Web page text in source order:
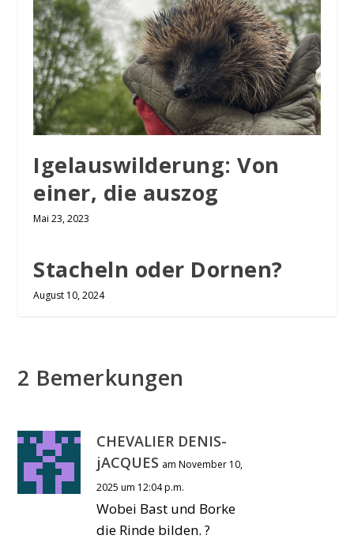
Igelauswilderung: Von
einer, die auszog
Mai 23, 2023
Stacheln oder Dornen?
August 10, 2024
2 Bemerkungen
CHEVALIER DENIS-
jACQUES am November 10,
2025 um 12:04 p.m.
Wobei Bast und Borke
die Rinde bilden. ?